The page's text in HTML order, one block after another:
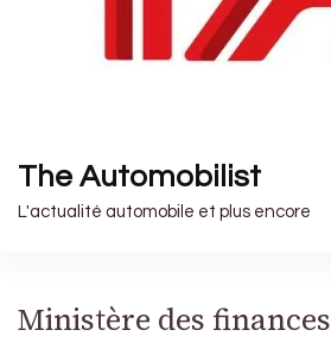
The Automobilist
L'actualité automobile et plus encore
Ministère des finances